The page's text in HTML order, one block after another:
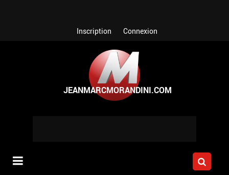
Inscription Connexion